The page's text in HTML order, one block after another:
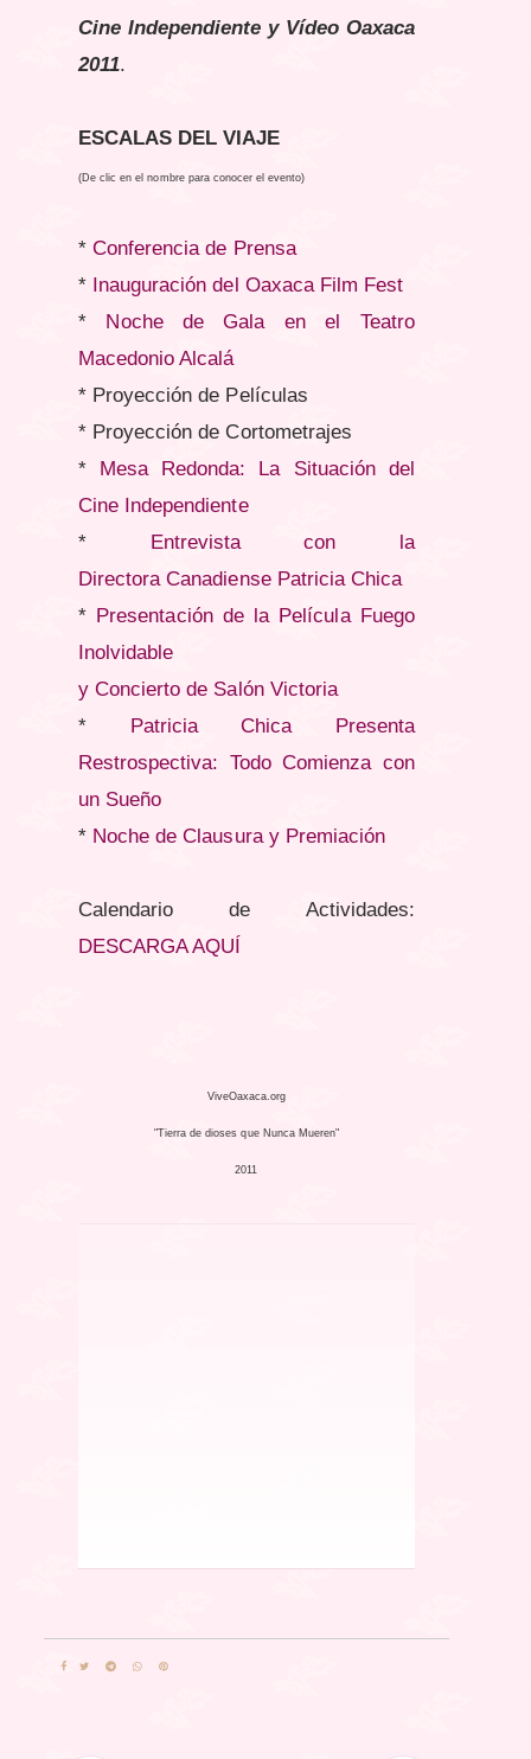
Cine Independiente y Vídeo Oaxaca
2011.
ESCALAS DEL VIAJE
(De clic en el nombre para conocer el evento)
*Conferencia de Prensa
* Inauguración del Oaxaca Film Fest
* Noche de Gala en el Teatro
Macedonio Alcalá
* Proyección de Películas
* Proyección de Cortometrajes
* Mesa Redonda: La Situación del
Cine Independiente
*
Entrevista con la
Directora Canadiense Patricia Chica
* Presentación de la Película Fuego
Inolvidable
y Concierto de Salón Victoria
*
Patricia Chica Presenta
Restrospectiva: Todo Comienza con
un Sueño
* Noche de Clausura y Premiación
Calendario de Actividades:
DESCARGA AQUÍ
ViveOaxaca.org
"Tierra de dioses que Nunca Mueren"
2011